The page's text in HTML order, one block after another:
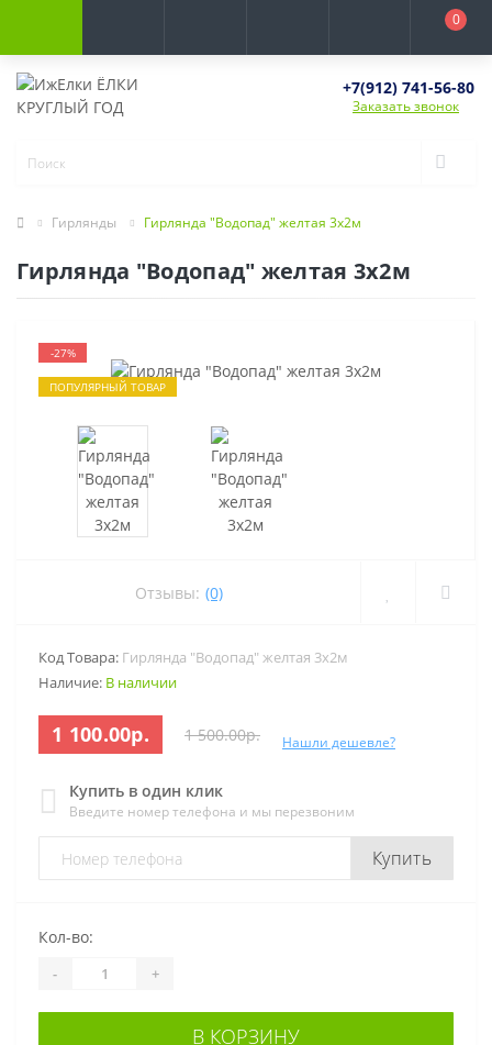
0
+7(912) 741-56-80
Заказать звонок
Гирлянды Гирлянда "Водопад" желтая 3х2м
Гирлянда "Водопад" желтая 3х2м
-27%
ПОПУЛЯРНЫЙ ТОВАР
Отзывы: (0)
Код Товара: Гирлянда "Водопад" желтая 3х2м
Наличие: В наличии
1 100.00р. 1 500.00р. Нашли дешевле?
Купить в один клик
Введите номер телефона и мы перезвоним
Купить
Кол-во:
- +
В КОРЗИНУ